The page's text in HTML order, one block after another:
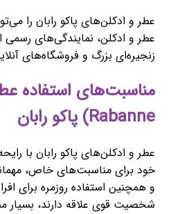
عطر و ادکلن‌های پاکو رابان را
عطر و ادکلن، نمایندگی‌های رسمی
زنجیره‌ای بزرگ و فروشگاه‌های
Rabanne) پاکو رابان
عطر و ادکلن‌های پاکو رابان با
خود برای مناسبت‌های خاص،
و همچنین استفاده روزمره برای
شخصیت قوی علاقه دارند، بسیار